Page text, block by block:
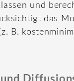
und
das
B.